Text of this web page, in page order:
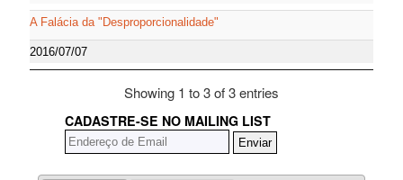
A Falácia da "Desproporcionalidade"
2016/07/07
Showing 1 to 3 of 3 entries
CADASTRE-SE NO MAILING LIST